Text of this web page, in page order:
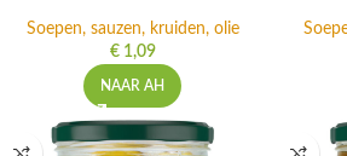
Soepen, sauzen, kruiden, olie
€1,09
NAAR AH